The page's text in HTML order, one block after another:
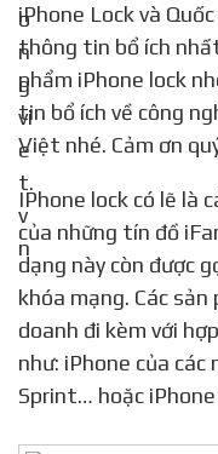
iPhone Lock và
thông tin bổ ích
phẩm iPhone lock
tin bổ ích về công
Việt nhé. Cảm ơn
IPhone lock có lẽ là cái tên khá gần gũi và thân quen
của những tín đồ
dạng này còn được
khóa mạng. Các
doanh đi kèm với
như: iPhone của
Sprint… hoặc